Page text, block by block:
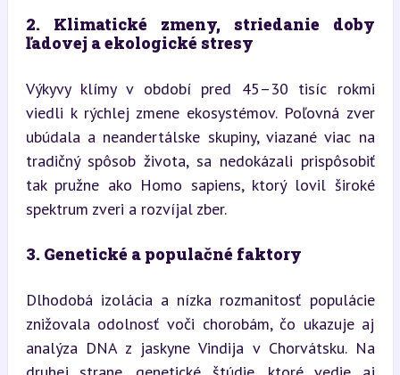
2. Klimatické zmeny, striedanie doby
ľadovej a ekologické stresy
Výkyvy klímy v období pred 45–30 tisíc rokmi
viedli k rýchlej zmene ekosystémov. Poľovná zver
ubúdala a neandertálske skupiny, viazané viac na
tradičný spôsob života, sa nedokázali prispôsobiť
tak pružne ako Homo sapiens, ktorý lovil široké
spektrum zveri a rozvíjal zber.
3. Genetické a populačné faktory
Dlhodobá izolácia a nízka rozmanitosť populácie
znižovala odolnosť voči chorobám, čo ukazuje aj
analýza DNA z jaskyne Vindija v Chorvátsku. Na